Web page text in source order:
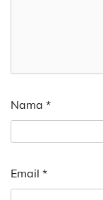
Nama *
Email *